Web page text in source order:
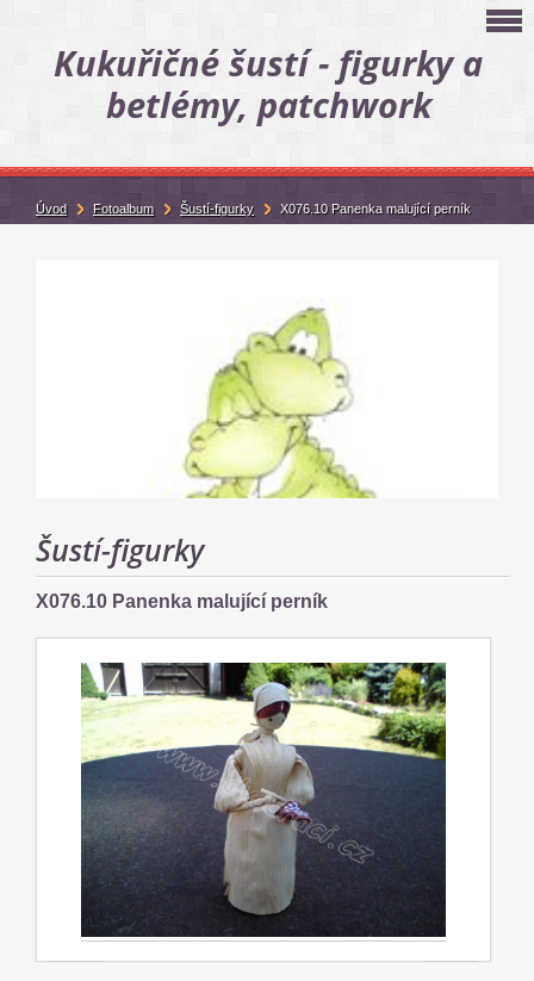
Kukuřičné šustí - figurky a
betlémy, patchwork
Šustí-figurky
X076.10 Panenka malující perník
Úvod Fotoalbum Šustí-figurky X076.10 Panenka malující perník